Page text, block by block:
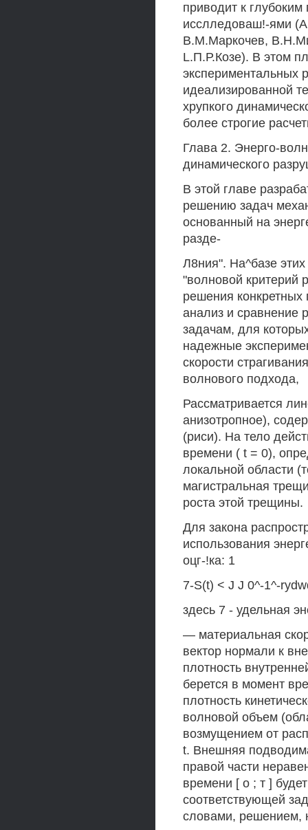
приводит к
исслледоваш!-ями
В.М.Маркочев,
L.П.Р.Козе). В этом
экспериментальных
идеализированной
хрупкого
более строгие
Глава 2. Энерго-
динамического
В этой главе
решению задач
основанный на
разде-
Л8ния". На^базе
"волновой критерий
решения конкретных
анализ и сравнение
задачам, для
надежные
скорости
волнового подхода,
Рассматривается
анизотропное),
(риси). На тело
времени ( t = 0),
локальной области
магистральная
роста этой трещины.
Для закона
использования
оцг-!ка: 1
7-S(t) < J J 0^-1^-
здесь 7 - удельная
— материальная
вектор нормали к
плотность
берется в момент
плотность
волновой объем
возмущением от
t. Внешняя
правой части
времени [ о ; т ]
соответствующей
словами,